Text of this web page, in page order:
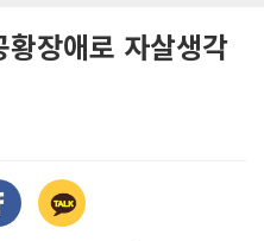
장애로 자살생각